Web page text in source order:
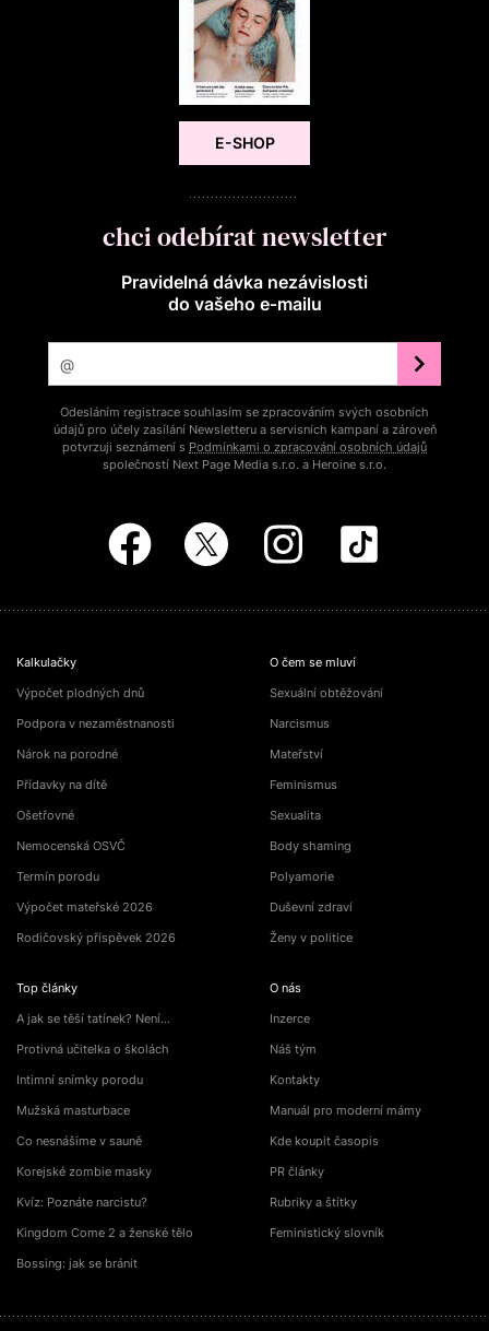
E-SHOP
chci odebírat newsletter
Pravidelná dávka nezávislosti
do vašeho e‑mailu
Odesláním registrace souhlasím se zpracováním svých osobních
údajů pro účely zasílání Newsletteru a servisních kampaní a zároveň
potvrzuji seznámení s Podmínkami o zpracování osobních údajů
společností Next Page Media s.r.o. a Heroine s.r.o.
Kalkulačky
Výpočet plodných dnů
Podpora v nezaměstnanosti
Nárok na porodné
Přídavky na dítě
Ošetřovné
Nemocenská OSVČ
Termín porodu
Výpočet mateřské 2026
Rodičovský příspěvek 2026
Top články
A jak se těší tatínek? Není…
Protivná učitelka o školách
Intimní snímky porodu
Mužská masturbace
Co nesnášíme v sauně
Korejské zombie masky
Kvíz: Poznáte narcistu?
Kingdom Come 2 a ženské tělo
Bossing: jak se bránit
O čem se mluví
Sexuální obtěžování
Narcismus
Mateřství
Feminismus
Sexualita
Body shaming
Polyamorie
Duševní zdraví
Ženy v politice
O nás
Inzerce
Náš tým
Kontakty
Manuál pro moderní mámy
Kde koupit časopis
PR články
Rubriky a štítky
Feministický slovník